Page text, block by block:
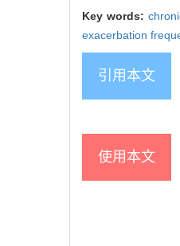
Key words:
exacerbation
引用本文
使用本文